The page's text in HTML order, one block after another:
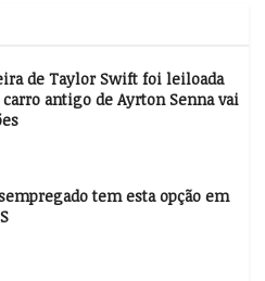
de Taylor Swift foi leiloada
antigo de Ayrton Senna vai
tem esta opção em